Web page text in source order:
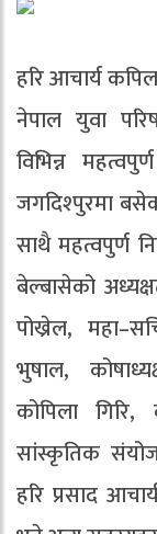
हरि आचार्य
नेपाल युवा
विभिन्न
जगदिश्पुरमा
साथै महत्वपुर्ण
बेल्बासेको
पोख्रेल,
भुषाल,
कोपिला गिरि,
सांस्कृतिक
हरि प्रसाद